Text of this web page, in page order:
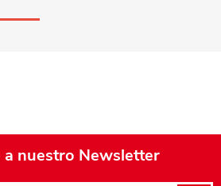
a nuestro Newsletter